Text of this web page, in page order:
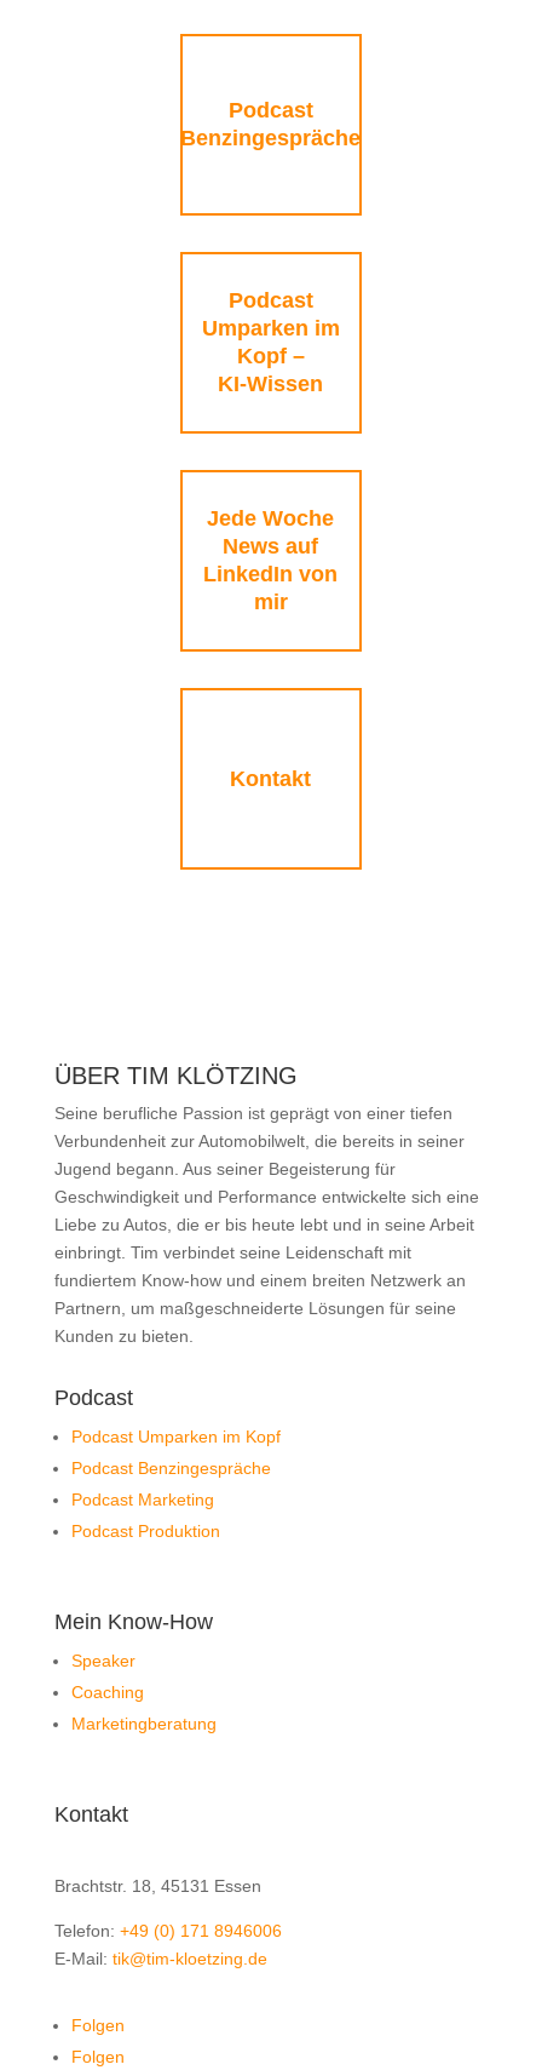
Podcast
Benzingespräche
Podcast
Umparken im
Kopf –
KI-Wissen
Jede Woche
News auf
LinkedIn von
mir
Kontakt
ÜBER TIM KLÖTZING
Seine berufliche Passion ist geprägt von einer tiefen
Verbundenheit zur Automobilwelt, die bereits in seiner
Jugend begann. Aus seiner Begeisterung für
Geschwindigkeit und Performance entwickelte sich eine
Liebe zu Autos, die er bis heute lebt und in seine Arbeit
einbringt. Tim verbindet seine Leidenschaft mit
fundiertem Know-how und einem breiten Netzwerk an
Partnern, um maßgeschneiderte Lösungen für seine
Kunden zu bieten.
Podcast
Podcast Umparken im Kopf
Podcast Benzingespräche
Podcast Marketing
Podcast Produktion
Mein Know-How
Speaker
Coaching
Marketingberatung
Kontakt
Brachtstr. 18, 45131 Essen
Telefon: +49 (0) 171 8946006
E-Mail: tik@tim-kloetzing.de
Folgen
Folgen